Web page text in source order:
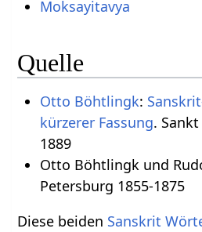
Moksayitavya
Quelle
Otto Böhtlingk:
kürzerer Fassung.
1889
Otto Böhtlingk und
Petersburg 1855-1875
Diese beiden Sanskrit